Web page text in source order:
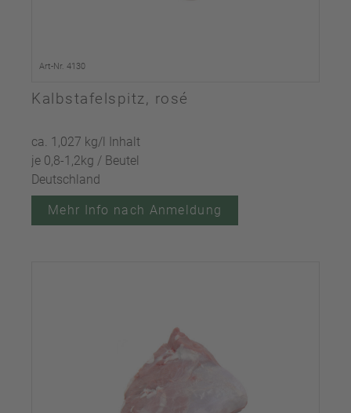
Art-Nr. 4130
Kalbstafelspitz, rosé
ca. 1,027 kg/l Inhalt
je 0,8-1,2kg / Beutel
Deutschland
Mehr Info nach Anmeldung